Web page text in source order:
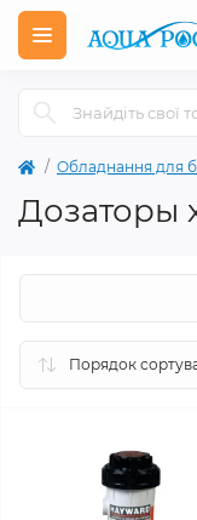
Обладнання для
Дозаторы